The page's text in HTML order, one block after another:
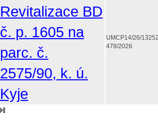
Revitalizace BD
č. p. 1605 na
parc. č.
2575/90, k. ú.
Kyje
UMCP14/26/
478/2026